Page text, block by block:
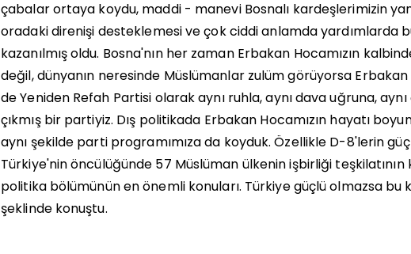
çabalar ortaya koydu, maddi - manevi Bosnalı kardeşlerimizin
oradaki direnişi desteklemesi ve çok ciddi anlamda yardımlarda
kazanılmış oldu. Bosna'nın her zaman Erbakan Hocamızın
değil, dünyanın neresinde Müslümanlar zulüm görüyorsa
de Yeniden Refah Partisi olarak aynı ruhla, aynı dava uğruna,
çıkmış bir partiyiz. Dış politikada Erbakan Hocamızın hayatı
aynı şekilde parti programımıza da koyduk. Özellikle D-8'lerin
Türkiye'nin öncülüğünde 57 Müslüman ülkenin işbirliği teşkilatının
politika bölümünün en önemli konuları. Türkiye güçlü olmazsa
şeklinde konuştu.